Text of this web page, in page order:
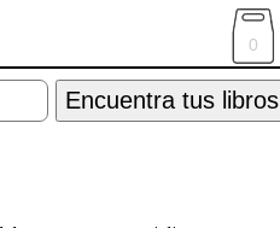
0
Encuentra tus libros